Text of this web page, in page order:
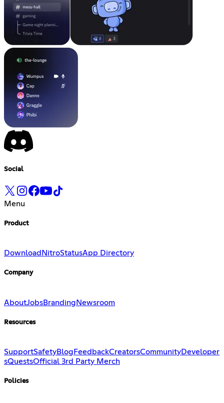
Social
Menu
Product
Download NitroStatusApp Directory
Company
AboutJobsBrandingNewsroom
Resources
SupportSafetyBlog FeedbackCreatorsCommunityDeveloper
sQuestsOfficial 3rd Party Merch
Policies